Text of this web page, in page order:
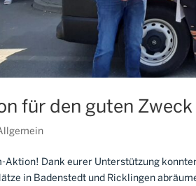
für den guten Zweck
Aktion! Dank eurer Unterstützung
in Badenstedt und Ricklingen